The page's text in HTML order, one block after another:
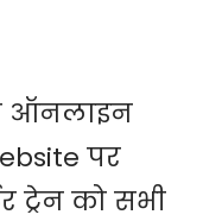
ऑनलाइन
पर
ट्रेन को सभी